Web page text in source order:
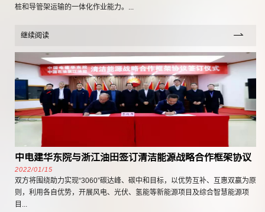
桩和导管架运输的一体化作业能力。...
继续阅读
中电建华东院与浙江油田签订清洁能源战略合作框架协议
2022/01/15
双方将围绕助力实现“3060”碳达峰、碳中和目标，以优势互补、互惠双赢为原
则，利用各自优势，开展风电、光伏、氢能等新能源项目及综合智慧能源项
目...